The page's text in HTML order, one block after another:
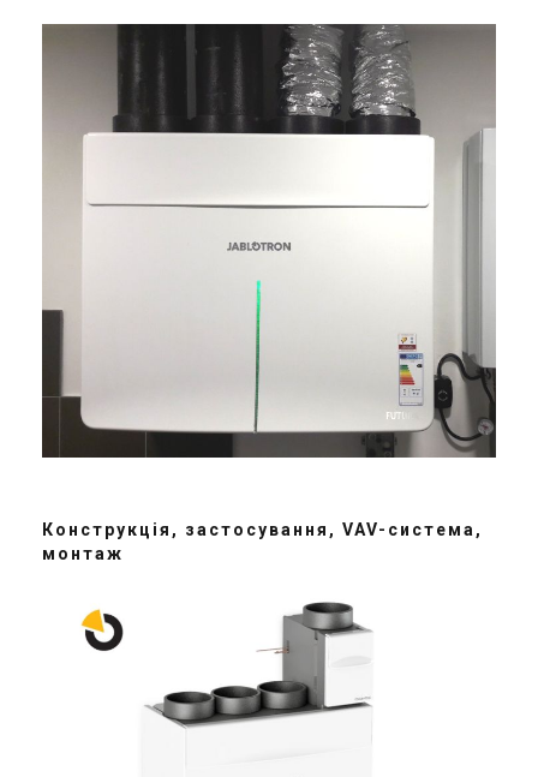
Конструкція, застосування, VAV-система,
монтаж